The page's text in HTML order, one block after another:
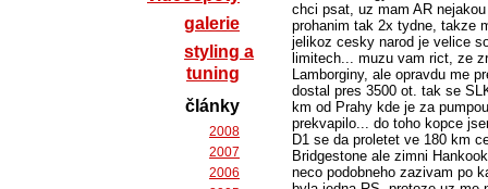
chci psat, uz mam AR
prohanim tak 2x tydne, takze
jelikoz cesky narod je velice
limitech... muzu vam rict, ze
Lamborginy, ale opravdu me
dostal pres 3500 ot. tak se
km od Prahy kde je za
prekvapilo... do toho kopce
D1 se da proletet ve 180 km
Bridgestone ale zimni
neco podobneho zazivam po
galerie
styling a
tuning
články
2008
2007
2006